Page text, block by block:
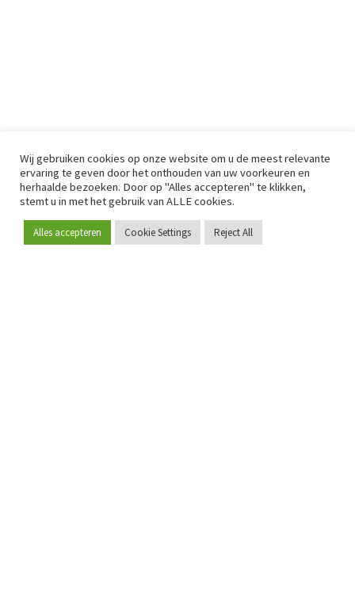
Word lid
Wij gebruiken cookies op onze website om u de meest relevante
ervaring te geven door het onthouden van uw voorkeuren en
herhaalde bezoeken. Door op "Alles accepteren" te klikken,
stemt u in met het gebruik van ALLE cookies.
Alles accepteren Cookie Settings Reject All